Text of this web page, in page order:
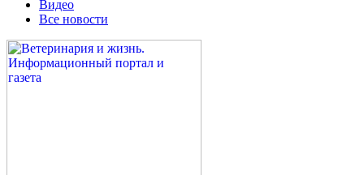
Видео
Все новости